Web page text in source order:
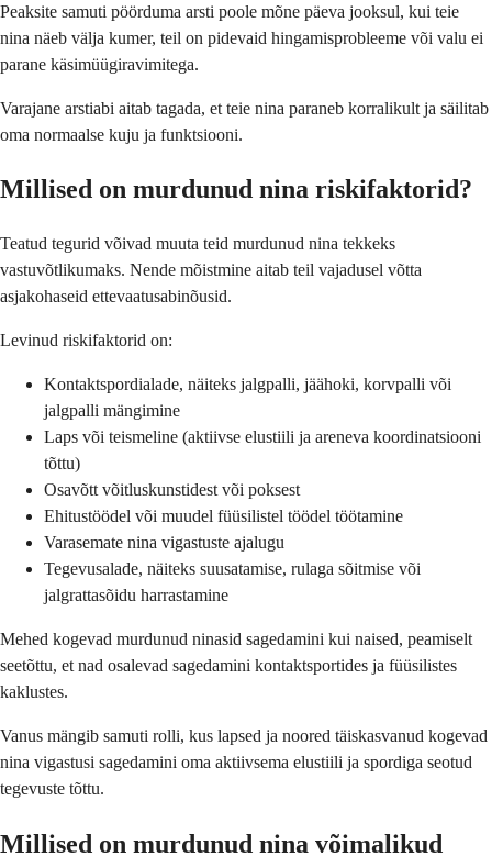
Peaksite samuti pöörduma arsti poole mõne päeva jooksul, kui teie
nina näeb välja kumer, teil on pidevaid hingamisprobleeme või valu ei
parane käsimüügiravimitega.
Varajane arstiabi aitab tagada, et teie nina paraneb korralikult ja säilitab
oma normaalse kuju ja funktsiooni.
Millised on murdunud nina riskifaktorid?
Teatud tegurid võivad muuta teid murdunud nina tekkeks
vastuvõtlikumaks. Nende mõistmine aitab teil vajadusel võtta
asjakohaseid ettevaatusabinõusid.
Levinud riskifaktorid on:
Kontaktspordialade, näiteks jalgpalli, jäähoki, korvpalli või
jalgpalli mängimine
Laps või teismeline (aktiivse elustiili ja areneva koordinatsiooni
tõttu)
Osavõtt võitluskunstidest või poksest
Ehitustöödel või muudel füüsilistel töödel töötamine
Varasemate nina vigastuste ajalugu
Tegevusalade, näiteks suusatamise, rulaga sõitmise või
jalgrattasõidu harrastamine
Mehed kogevad murdunud ninasid sagedamini kui naised, peamiselt
seetõttu, et nad osalevad sagedamini kontaktsportides ja füüsilistes
kaklustes.
Vanus mängib samuti rolli, kus lapsed ja noored täiskasvanud kogevad
nina vigastusi sagedamini oma aktiivsema elustiili ja spordiga seotud
tegevuste tõttu.
Millised on murdunud nina võimalikud